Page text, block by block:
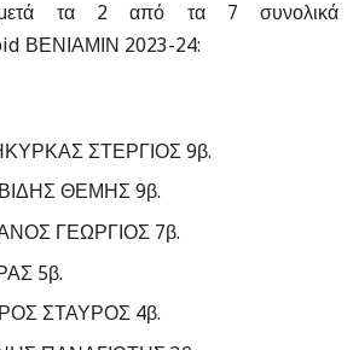
μετά τα 2 από τα 7 συνολικά
ΒΕΝΙΑΜΙΝ 2023-24:
ΣΤΕΡΓΙΟΣ 9β.
ΘΕΜΗΣ 9β.
ΓΕΩΡΓΙΟΣ 7β.
5β.
ΣΤΑΥΡΟΣ 4β.